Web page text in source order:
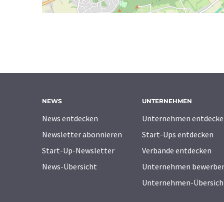
NEWS
News entdecken
Newsletter abonnieren
Start-Up-Newsletter
News-Übersicht
UNTERNEHMEN
Unternehmen
Start-Ups entdecken
Verbände entdecken
Unternehmen
Unternehmen-